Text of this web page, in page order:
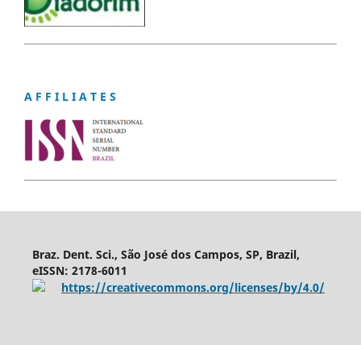
A F F I L I A T E S
Braz. Dent. Sci., São José dos Campos, SP, Brazil,
eISSN: 2178-6011
https://creativecommons.org/licenses/by/4.0/